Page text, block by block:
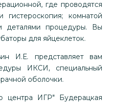
где проводятся
гистероскопия; комнатой
деталями процедуры. Вы
для яйцеклеток.
И.Е. представляет вам
ИКСИ, специальный
оболочки.
центра ИГР" Будерацкая